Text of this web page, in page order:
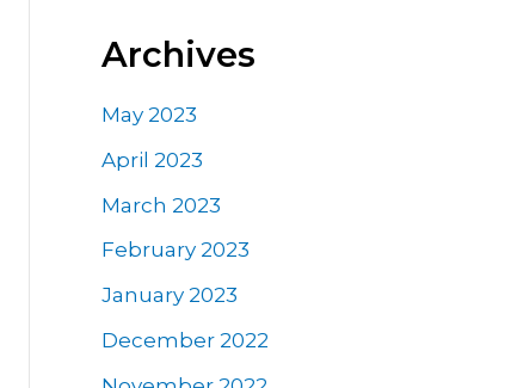
Archives
May 2023
April 2023
March 2023
February 2023
January 2023
December 2022